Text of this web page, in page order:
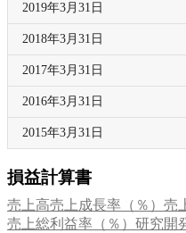
2019年3月31日
2018年3月31日
2017年3月31日
2016年3月31日
2015年3月31日
損益計算書
売上高売上成長率（％） 売
売上総利益率（％） 研究開